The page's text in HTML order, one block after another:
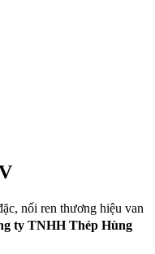
nối ren thương hiệu van
ty TNHH Thép Hùng